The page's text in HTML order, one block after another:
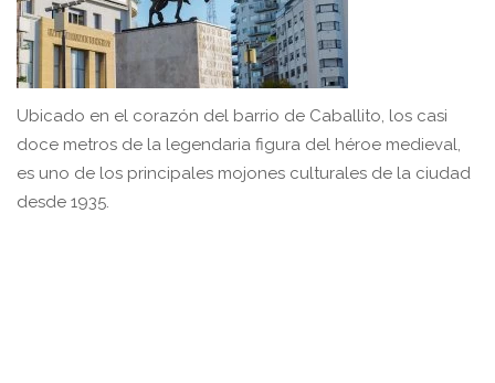
Ubicado en el corazón del barrio de Caballito, los casi
doce metros de la legendaria figura del héroe medieval,
es uno de los principales mojones culturales de la ciudad
desde 1935.